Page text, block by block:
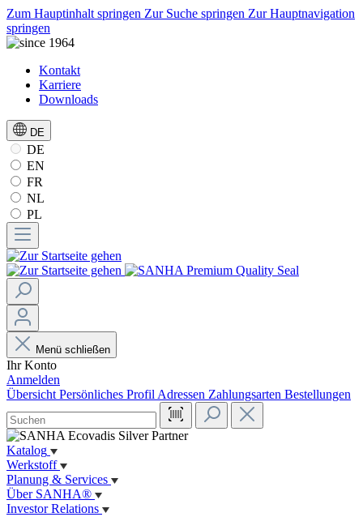
Zum Hauptinhalt springen Zur Suche springen Zur Hauptnavigation
springen
Kontakt
Karriere
Downloads
DE
DE
EN
FR
NL
PL
Menü schließen
Ihr Konto
Anmelden
Übersicht Persönliches Profil Adressen Zahlungsarten Bestellungen
Katalog
Werkstoff
Planung & Services
Über SANHA®
Investor Relations